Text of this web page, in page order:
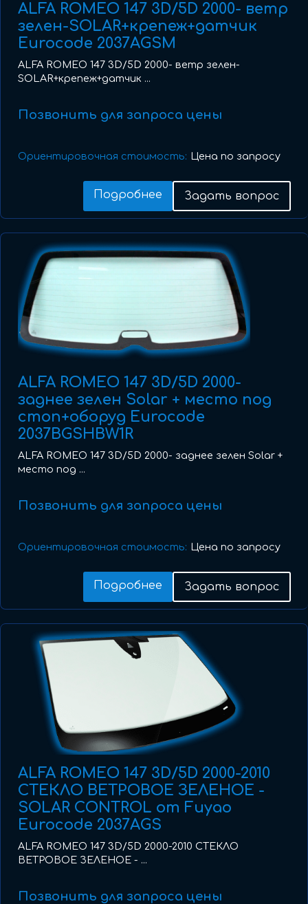
ALFA ROMEO 147 3D/5D 2000- ветр
зелен-SOLAR+крепеж+датчик
Eurocode 2037AGSM
ALFA ROMEO 147 3D/5D 2000- ветр зелен-
SOLAR+крепеж+датчик ...
Позвонить для запроса цены
Ориентировочная стоимость: Цена по запросу
Подробнее Задать вопрос
ALFA ROMEO 147 3D/5D 2000-
заднее зелен Solar + место под
стоп+оборуд Eurocode
2037BGSHBW1R
ALFA ROMEO 147 3D/5D 2000- заднее зелен Solar +
место под ...
Позвонить для запроса цены
Ориентировочная стоимость: Цена по запросу
Подробнее Задать вопрос
ALFA ROMEO 147 3D/5D 2000-2010
СТЕКЛО ВЕТРОВОЕ ЗЕЛЕНОЕ -
SOLAR CONTROL от Fuyao
Eurocode 2037AGS
ALFA ROMEO 147 3D/5D 2000-2010 СТЕКЛО
ВЕТРОВОЕ ЗЕЛЕНОЕ - ...
Позвонить для запроса цены